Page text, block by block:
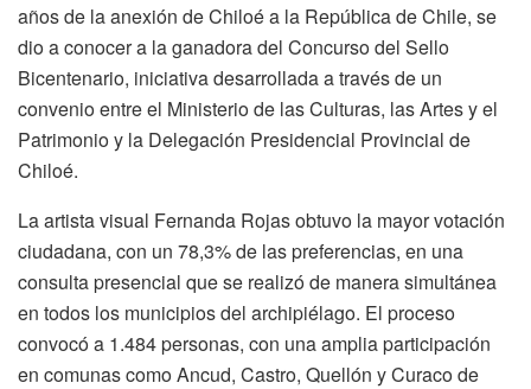
años de la anexión de Chiloé a la República de Chile, se
dio a conocer a la ganadora del Concurso del Sello
Bicentenario, iniciativa desarrollada a través de un
convenio entre el Ministerio de las Culturas, las Artes y el
Patrimonio y la Delegación Presidencial Provincial de
Chiloé.
La artista visual Fernanda Rojas obtuvo la mayor votación
ciudadana, con un 78,3% de las preferencias, en una
consulta presencial que se realizó de manera simultánea
en todos los municipios del archipiélago. El proceso
convocó a 1.484 personas, con una amplia participación
en comunas como Ancud, Castro, Quellón y Curaco de